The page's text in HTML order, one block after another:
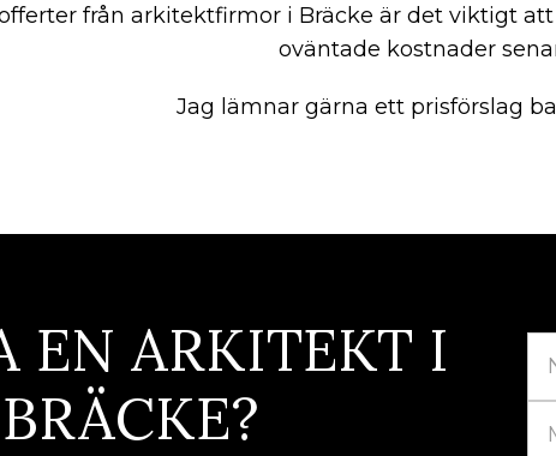
från arkitektfirmor i Bräcke är det viktigt
oväntade kostnader
Jag lämnar gärna ett prisförslag
EN ARKITEKT I
BRÄCKE?